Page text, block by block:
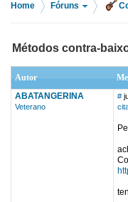
Home Fóruns
Métodos contra-
Autor
ABATANGERINA
Veterano
#